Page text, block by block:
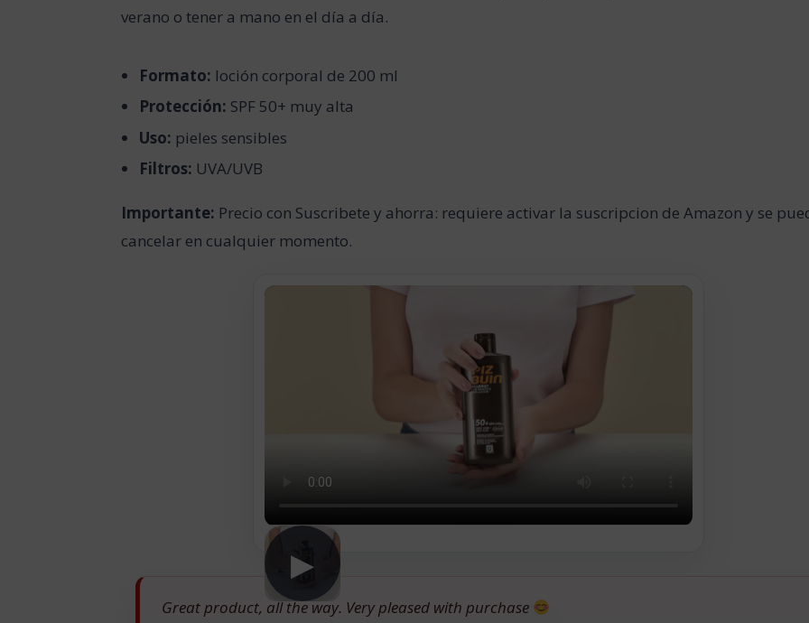
verano o tener a mano en el día a día.
Formato: loción corporal de 200 ml
Protección: SPF 50+ muy alta
Uso: pieles sensibles
Filtros: UVA/UVB
Importante: Precio con Suscribete y ahorra: requiere activar la suscripcion de Amazon y se
cancelar en cualquier momento.
▶
Great product, all the way. Very pleased with purchase